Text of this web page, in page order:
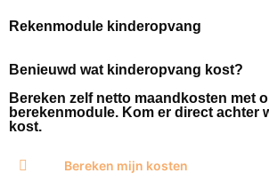
Rekenmodule kinderopvang
Benieuwd wat kinderopvang kost?
Bereken zelf netto maandkosten met
berekenmodule. Kom er direct achter
kost.
Bereken mijn kosten